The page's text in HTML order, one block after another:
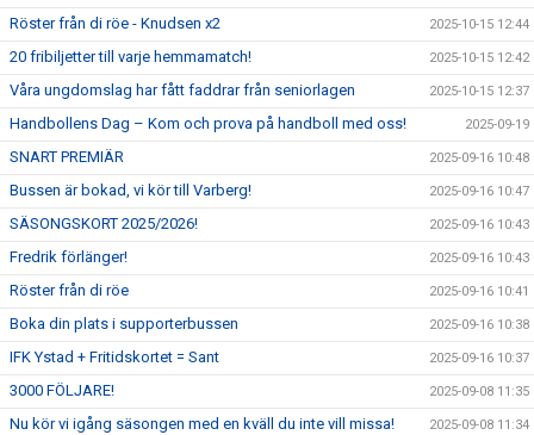
Röster från di röe - Knudsen x2 2025-10-15 12:44
20 fribiljetter till varje hemmamatch! 2025-10-15 12:42
Våra ungdomslag har fått faddrar från seniorlagen 2025-10-15 12:37
Handbollens Dag – Kom och prova på handboll med oss! 2025-09-19
SNART PREMIÄR 2025-09-16 10:48
Bussen är bokad, vi kör till Varberg! 2025-09-16 10:47
SÄSONGSKORT 2025/2026! 2025-09-16 10:43
Fredrik förlänger! 2025-09-16 10:43
Röster från di röe 2025-09-16 10:41
Boka din plats i supporterbussen 2025-09-16 10:38
IFK Ystad + Fritidskortet = Sant 2025-09-16 10:37
3000 FÖLJARE! 2025-09-08 11:35
Nu kör vi igång säsongen med en kväll du inte vill missa! 2025-09-08 11:34